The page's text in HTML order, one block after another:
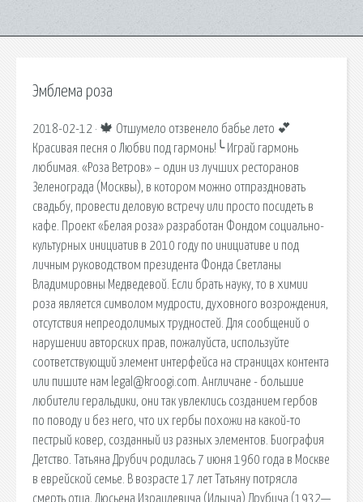
Эмблема роза
2018-02-12 · 🍁 Отшумело отзвенело бабье лето 💕
Красивая песня о Любви под гармонь!╰ Играй гармонь
любимая. «Роза Ветров» – один из лучших ресторанов
Зеленограда (Москвы), в котором можно отпраздновать
свадьбу, провести деловую встречу или просто посидеть в
кафе. Проект «Белая роза» разработан Фондом социально-
культурных инициатив в 2010 году по инициативе и под
личным руководством президента Фонда Светланы
Владимировны Медведевой. Если брать науку, то в химии
роза является символом мудрости, духовного возрождения,
отсутствия непреодолимых трудностей. Для сообщений о
нарушении авторских прав, пожалуйста, используйте
соответствующий элемент интерфейса на страницах контента
или пишите нам legal@kroogi.com. Англичане - большие
любители геральдики, они так увлеклись созданием гербов
по поводу и без него, что их гербы похожи на какой-то
пестрый ковер, созданный из разных элементов. Биография
Детство. Татьяна Друбич родилась 7 июня 1960 года в Москве
в еврейской семье. В возрасте 17 лет Татьяну потрясла
смерть отца, Люсьена Израилевича (Ильича) Друбича (1932—